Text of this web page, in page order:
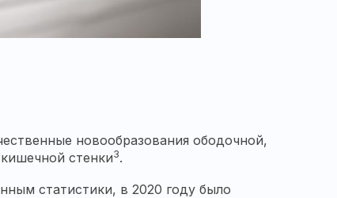
новообразования ободочной,
стенки3.
статистики, в 2020 году было